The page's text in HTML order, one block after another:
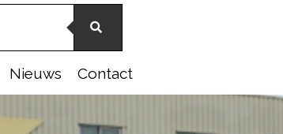
Nieuws Contact